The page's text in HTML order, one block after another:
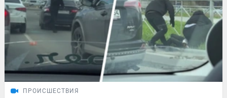
ПРОИСШЕСТВИЯ